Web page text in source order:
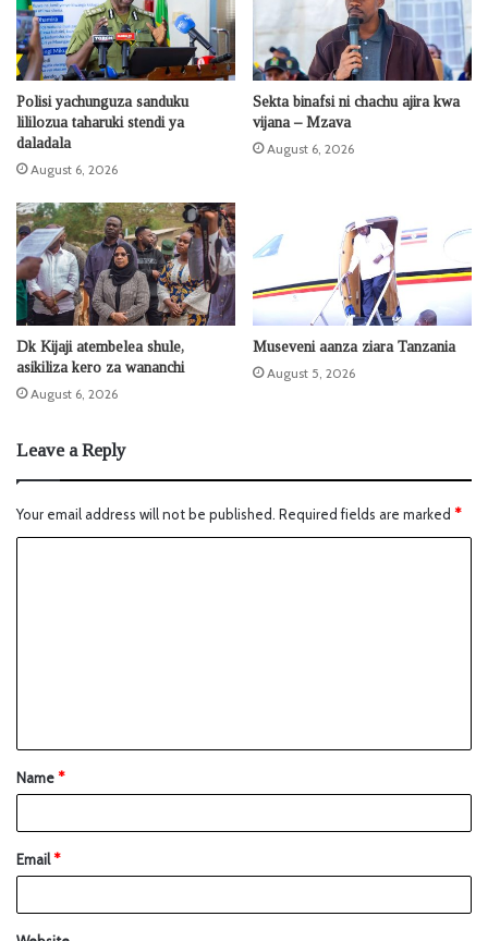
Polisi yachunguza sanduku
lililozua taharuki stendi ya
daladala
August 6, 2026
Sekta binafsi ni chachu ajira kwa
vijana – Mzava
August 6, 2026
Dk Kijaji atembelea shule,
asikiliza kero za wananchi
August 6, 2026
Museveni aanza ziara Tanzania
August 5, 2026
Leave a Reply
Your email address will not be published. Required fields are marked *
Name*
Email*